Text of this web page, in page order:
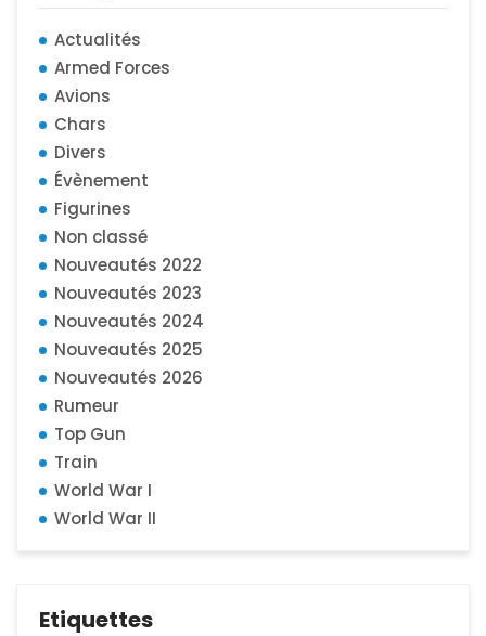
Actualités
Armed Forces
Avions
Chars
Divers
Évènement
Figurines
Non classé
Nouveautés 2022
Nouveautés 2023
Nouveautés 2024
Nouveautés 2025
Nouveautés 2026
Rumeur
Top Gun
Train
World War I
World War II
Etiquettes